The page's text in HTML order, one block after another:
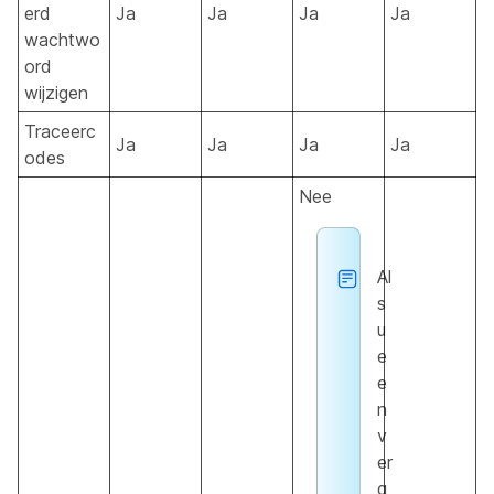
erd
wachtwo
ord
wijzigen
Ja Ja Ja Ja
Traceerc
odes
Ja Ja Ja Ja
Nee
Al
s
u
e
e
n
v
er
g